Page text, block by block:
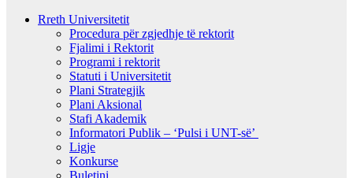
Rreth Universitetit
Procedura për zgjedhje të rektorit
Fjalimi i Rektorit
Programi i rektorit
Statuti i Universitetit
Plani Strategjik
Plani Aksional
Stafi Akademik
Informatori Publik – ‘Pulsi i UNT-së’
Ligje
Konkurse
Buletini